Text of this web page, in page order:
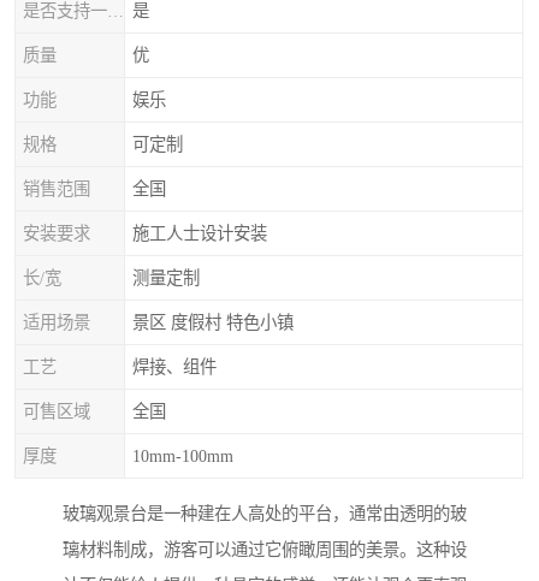
是
质量 优
功能 娱乐
规格 可定制
销售范围 全国
安装要求 施工人士设计安装
长/宽 测量定制
适用场景 景区 度假村 特色小镇
工艺 焊接、组件
可售区域 全国
厚度 10mm-100mm
玻璃观景台是一种建在人高处的平台，通常由透明的玻
璃材料制成，游客可以通过它俯瞰周围的美景。这种设